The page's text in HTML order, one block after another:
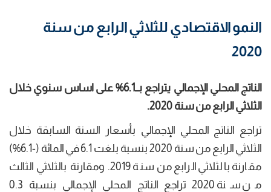
النمو الاقتصادي للثلاثي الرابع من سنة
2020
الناتج المحلي الإجمالي يتراجع بــ6.1%
على اساس سنوي خلال
الثلاثي الرابع من سنة 2020
.
تراجع الناتج المحلي الإجمالي بأسعار السنة السابقة خلال
الثلاثي الرابع من سنة 2020 بنسبة بلغت 6.1 في المائة (-6.1%)
مقارنة بالثلاثي الرابع من سنة 2019. ومقارنة بالثلاثي الثالث
من سنة 2020 تراجع الناتج المحلي الإجمالي بنسبة 0.3